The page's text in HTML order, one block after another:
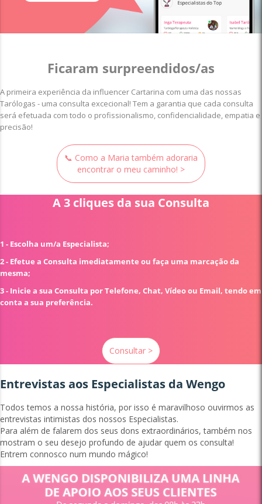
Ficaram surpreendidos/as
A primeira experiência da influencer Cartarina com uma das nossas
Tarólogas - uma consulta excecional! Tem a garantia que cada consulta
será efetuada com todo o profissionalismo, confidencialidade, empatia e
precisão!
📞 Como a Maria também adoraria
encontrar o meu caminho! >
A 3 cliques da sua Consulta
1 - Escolha um/a Especialista;
2 - Efetue a Consulta imediatamente ou faça uma marcação da
mesma;
3 - Inicie a sua Consulta por Telefone, Chat, Vídeo ou Email, tendo em
conta a sua preferência.
Consultar >
Entrevistas aos Especialistas da Wengo
Todos temos a nossa história, por isso é maravilhoso ouvirmos as
entrevistas intimistas dos nossos Especialistas.
Para além de falarem dos seus dons extraordinários, também nos
mostram o seu desejo profundo de ajudar quem os consulta!
Entrem connosco num mundo mágico!